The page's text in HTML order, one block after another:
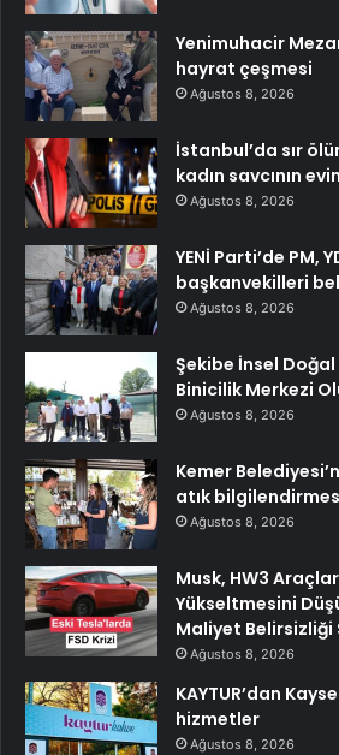
Yenimuhacir
hayrat çeşmesi
Ağustos 8, 2026
İstanbul’da sır
kadın savcının
Ağustos 8, 2026
YENİ Parti’de PM,
başkanvekilleri
Ağustos 8, 2026
Şekibe İnsel
Binicilik Merkezi
Ağustos 8, 2026
Kemer
atık
Ağustos 8, 2026
Musk, HW3
Yükseltmesini
Maliyet Belirsizliği
Ağustos 8, 2026
KAYTUR’dan
hizmetler
Ağustos 8, 2026